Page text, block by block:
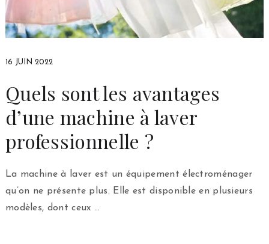
16 JUIN 2022
Quels sont les avantages
d’une machine à laver
professionnelle ?
La machine à laver est un équipement électroménager
qu’on ne présente plus. Elle est disponible en plusieurs
modèles, dont ceux …